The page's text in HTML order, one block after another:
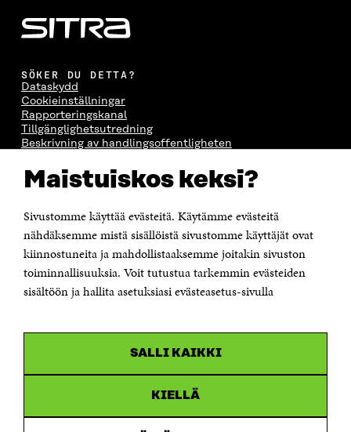
Maistuiskos keksi?
Sivustomme käyttää evästeitä. Käytämme evästeitä
nähdäksemme mistä sisällöistä sivustomme käyttäjät ovat
kiinnostuneita ja mahdollistaaksemme joitakin sivuston
toiminnallisuuksia. Voit tutustua tarkemmin evästeiden
sisältöön ja hallita asetuksiasi evästeasetus-sivulla
SALLI KAIKKI
KIELLÄ
SÖKER DU DETTA?
Dataskydd
Cookieinställningar
Rapporteringskanal
Tillgänglighetsutredning
Beskrivning av handlingsoffentligheten
Jubileumsfonden för Finlands självständighet Sitra
Östersjögatan 11–13, PB 160,
00181 Helsingfors
Tfn +358 294 618 991
Personalens e-postadresser har formen:
fornamn.efternamn@sitra.fi